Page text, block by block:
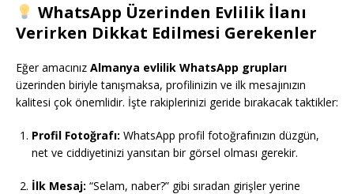
WhatsApp Üzerinden Evlilik İlanı
Verirken Dikkat Edilmesi Gerekenler
Eğer amacınız Almanya evlilik WhatsApp grupları
üzerinden biriyle tanışmaksa, profilinizin ve ilk mesajınızın
kalitesi çok önemlidir. İşte rakiplerinizi geride bırakacak taktikler:
Profil Fotoğrafı: WhatsApp profil fotoğrafınızın düzgün,
net ve ciddiyetinizi yansıtan bir görsel olması gerekir.
İlk Mesaj: “Selam, naber?” gibi sıradan girişler yerine